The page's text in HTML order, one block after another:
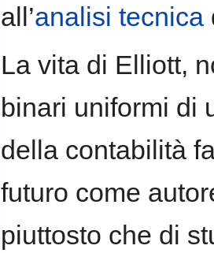
all’analisi tecnica
La vita di Elliott,
binari uniformi di
della contabilità
futuro come
piuttosto che di